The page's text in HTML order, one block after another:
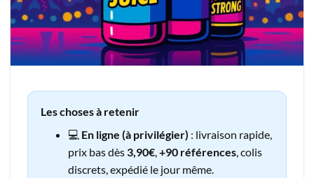
Les choses à retenir
💻 En ligne (à privilégier) : livraison rapide,
prix bas dès 3,90€, +90 références, colis
discrets, expédié le jour même.